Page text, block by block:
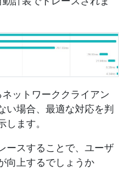
ットワーククライアン
い場合、最適な対応を判
ます。
ースすることで、ユーザ
向上するでしょうか